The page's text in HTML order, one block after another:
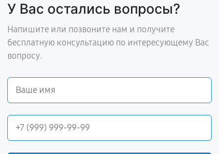
У Вас остались вопросы?
Напишите или позвоните нам и получите
бесплатную консультацию по интересующему Вас
вопросу.